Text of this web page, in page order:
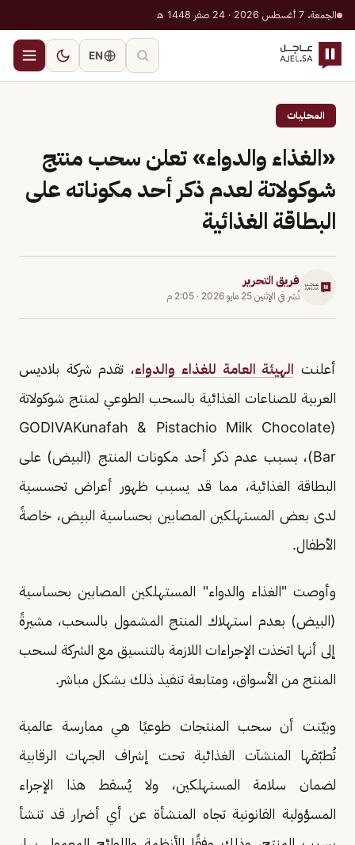
الجمعة، 7 أغسطس 2026 · 24 صفر 1448 هـ
EN
المحليات
«الغذاء والدواء» تعلن سحب منتج
شوكولاتة لعدم ذكر أحد مكوناته على
البطاقة الغذائية
فريق التحرير
نُشر في الإثنين 25 مايو 2026 · 2:05 م
أعلنت الهيئة العامة للغذاء والدواء، تقدم شركة بلاديس
العربية للصناعات الغذائية بالسحب الطوعي لمنتج شوكولاتة
(GODIVAKunafah & Pistachio Milk Chocolate
Bar)، بسبب عدم ذكر أحد مكونات المنتج (البيض) على
البطاقة الغذائية، مما قد يسبب ظهور أعراض تحسسية
لدى بعض المستهلكين المصابين بحساسية البيض، خاصةً
الأطفال.
وأوصت "الغذاء والدواء" المستهلكين المصابين بحساسية
(البيض) بعدم استهلاك المنتج المشمول بالسحب، مشيرةً
إلى أنها اتخذت الإجراءات اللازمة بالتنسيق مع الشركة لسحب
المنتج من الأسواق، ومتابعة تنفيذ ذلك بشكل مباشر.
وبيّنت أن سحب المنتجات طوعيًا هي ممارسة عالمية
تُطبّقها المنشآت الغذائية تحت إشراف الجهات الرقابية
لضمان سلامة المستهلكين، ولا يُسقط هذا الإجراء
المسؤولية القانونية تجاه المنشأة عن أي أضرار قد تنشأ